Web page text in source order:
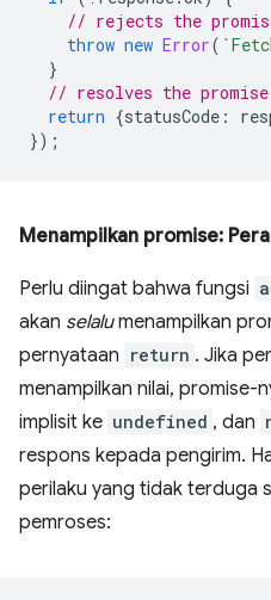
// rejects the
throw new Error(
}
// resolves the
return {statusCode :
});
Menampilkan promise:
Perlu diingat bahwa fungsi
akan selalumenampilkan
pernyataan return . Jika
menampilkan nilai, promise-
implisit ke undefined , dan
respons kepada pengirim.
perilaku yang tidak terduga
pemroses: